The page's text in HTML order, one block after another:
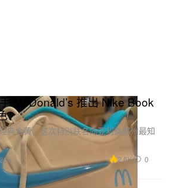
McDonald’s 推出 Nike Book
典金黄，这次特别联名向亚利桑那州最知
2.6K 0